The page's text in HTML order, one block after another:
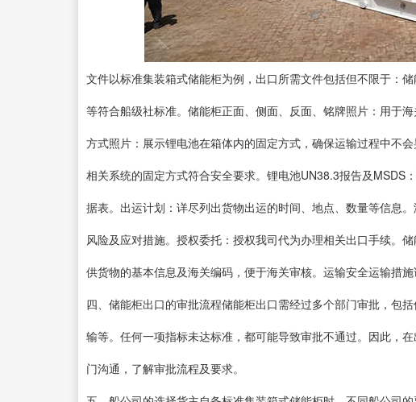
文件以标准集装箱式储能柜为例，出口所需文件包括但不限于：
等符合船级社标准。储能柜正面、侧面、反面、铭牌照片：用于
方式照片：展示锂电池在箱体内的固定方式，确保运输过程中不
相关系统的固定方式符合安全要求。锂电池UN38.3报告及MSDS
据表。出运计划：详尽列出货物出运的时间、地点、数量等信息
风险及应对措施。授权委托：授权我司代为办理相关出口手续。
供货物的基本信息及海关编码，便于海关审核。运输安全运输措
四、储能柜出口的审批流程储能柜出口需经过多个部门审批，包
输等。任何一项指标未达标准，都可能导致审批不通过。因此，
门沟通，了解审批流程及要求。